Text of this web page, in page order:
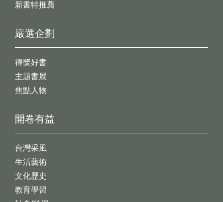
新書特推薦
開卷有益
台灣采風
生活藝術
文化歷史
教育學習
嚴選企劃
得獎好書
主題書展
焦點人物